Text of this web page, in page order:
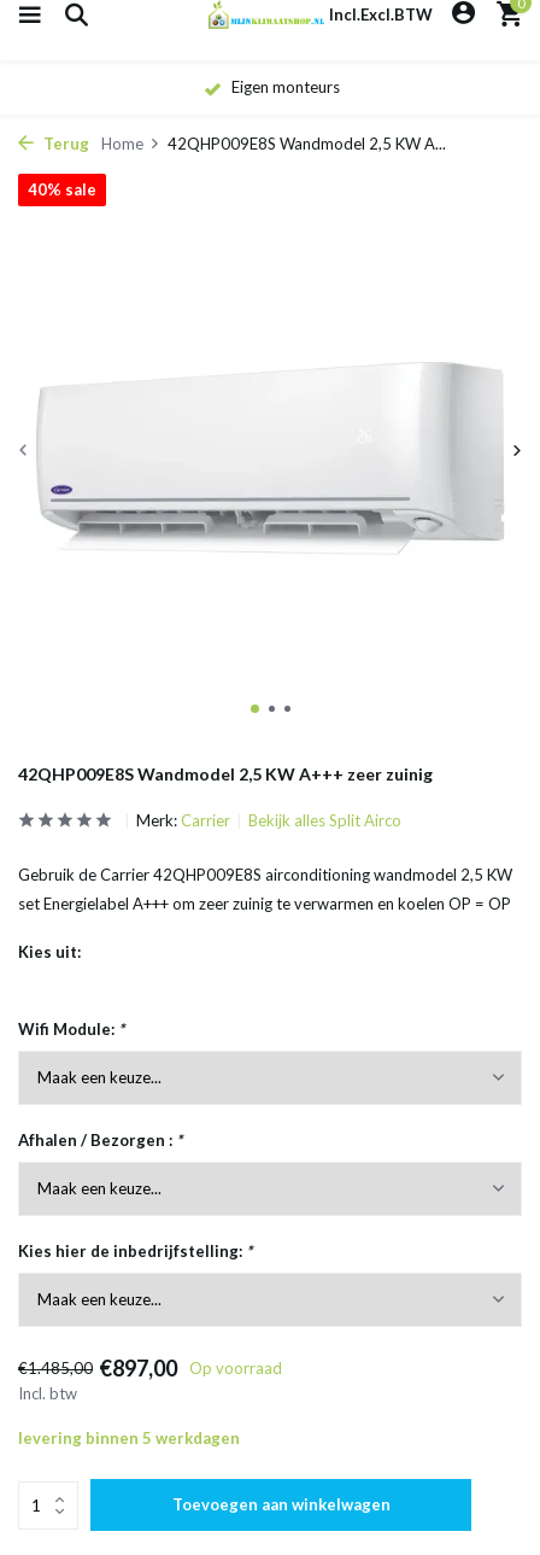
Incl.Excl.BTW
Eigen monteurs
Terug Home 42QHP009E8S Wandmodel 2,5 KW A...
42QHP009E8S Wandmodel 2,5 KW A+++ zeer zuinig
40% sale
Merk:Carrier Bekijk alles Split Airco
Gebruik de Carrier 42QHP009E8S airconditioning wandmodel 2,5 KW
set Energielabel A+++ om zeer zuinig te verwarmen en koelen OP = OP
Kies uit:
Wifi Module: *
Afhalen / Bezorgen : *
Kies hier de inbedrijfstelling: *
€1.485,00 €897,00
Op voorraad
Incl. btw
levering binnen 5 werkdagen
Toevoegen aan winkelwagen